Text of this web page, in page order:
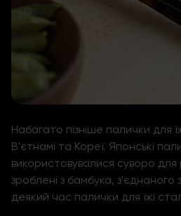
Набагато пізніше палички для
В'єтнамі та Кореї. Японські
використовувалися суворо для
зроблені з бамбука, з'єднаного
деякий час палички для їжі